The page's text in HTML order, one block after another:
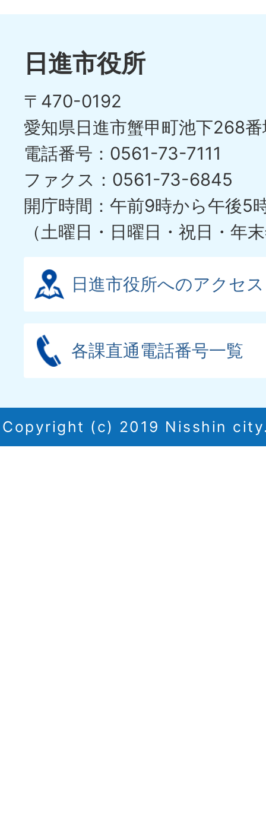
イ
目
の
ス
ラ
イ
ド
日進市役所
〒470-0192
愛知県日進市蟹甲町池下268
電話番号：0561-73-7111
ファクス：0561-73-6845
開庁時間：午前9時から午後5
（土曜日・日曜日・祝日・年
日進市役所へのアクセス
各課直通電話番号一覧
Copyright (c) 2019 Nisshin